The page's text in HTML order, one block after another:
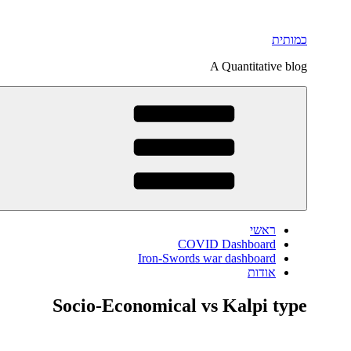
כמותית
A Quantitative blog
ראשי
COVID Dashboard
Iron-Swords war dashboard
אודות
Socio-Economical vs Kalpi type